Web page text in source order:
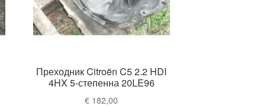
Преходник Citroën C5 2.2 HDI
4HX 5-степенна 20LE96
€ 182,00